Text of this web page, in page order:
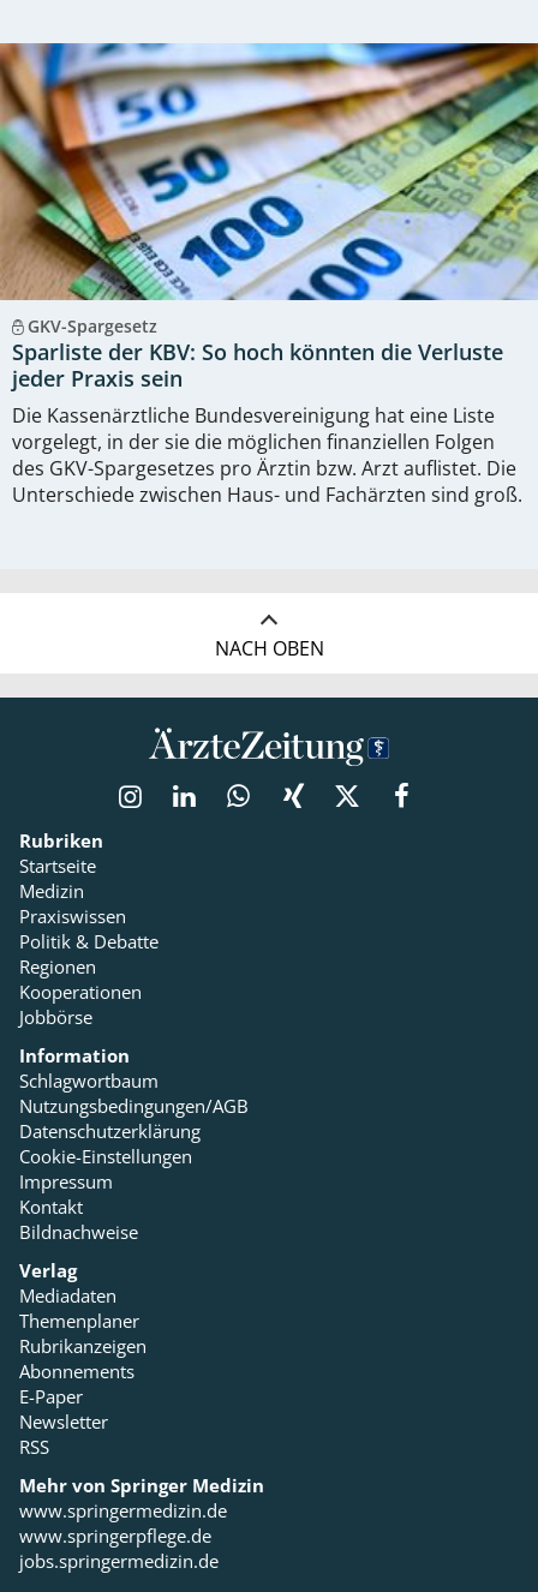
GKV-Spargesetz
Sparliste der KBV: So hoch könnten die Verluste
jeder Praxis sein
Die Kassenärztliche Bundesvereinigung hat eine Liste
vorgelegt, in der sie die möglichen finanziellen Folgen
des GKV-Spargesetzes pro Ärztin bzw. Arzt auflistet. Die
Unterschiede zwischen Haus- und Fachärzten sind groß.
NACH OBEN
Rubriken
Startseite
Medizin
Praxiswissen
Politik & Debatte
Regionen
Kooperationen
Jobbörse
Information
Schlagwortbaum
Nutzungsbedingungen/AGB
Datenschutzerklärung
Cookie-Einstellungen
Impressum
Kontakt
Bildnachweise
Verlag
Mediadaten
Themenplaner
Rubrikanzeigen
Abonnements
E-Paper
Newsletter
RSS
Mehr von Springer Medizin
www.springermedizin.de
www.springerpflege.de
jobs.springermedizin.de